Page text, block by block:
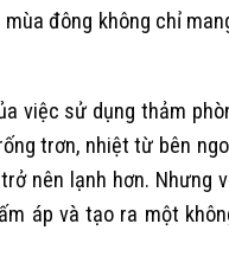
đông không chỉ
việc sử dụng thảm
trơn, nhiệt từ bên
nên lạnh hơn.
áp và tạo ra một